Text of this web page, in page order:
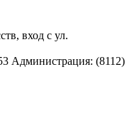
вход с ул.
Администрация: (8112)